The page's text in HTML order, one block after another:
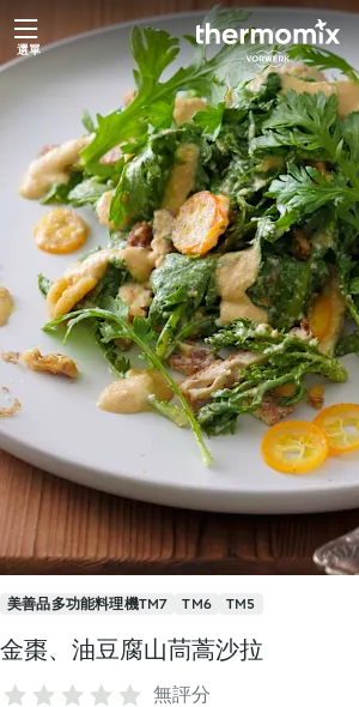
跳
至
選單
美善品多功能料理機TM7 TM6 TM5
金棗、油豆腐山茼蒿沙拉
無評分